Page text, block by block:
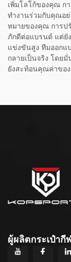
เพิ่มโลโก้ของคุณ กา
ทำงานร่วมกับคุณอ
หมายของคุณ การป
ภักดีต่อแบรนด์ แต่ยั
แข่งขันสูง ทีมออกแ
กลายเป็นจริง โดย
ยังสะท้อนคุณค่าขอ
ผู้ผลิตกระเป๋ากี